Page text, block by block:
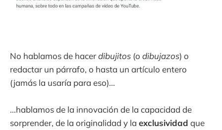
No hablamos de hacerdibujitos (o dibujazos) o
redactar un párrafo, o hasta un artículo entero
(jamás la usaría para eso)...
...hablamos de la innovación de la capacidad de
sorprender, de la originalidad y la exclusividad que